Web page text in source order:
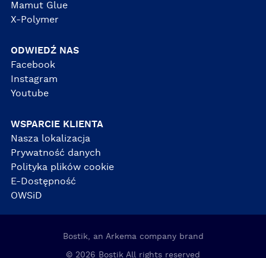
Mamut Glue
X-Polymer
ODWIEDŹ NAS
Facebook
Instagram
Youtube
WSPARCIE KLIENTA
Nasza lokalizacja
Prywatność danych
Polityka plików cookie
E-Dostępność
OWSiD
Bostik, an Arkema company brand
© 2026 Bostik All rights reserved